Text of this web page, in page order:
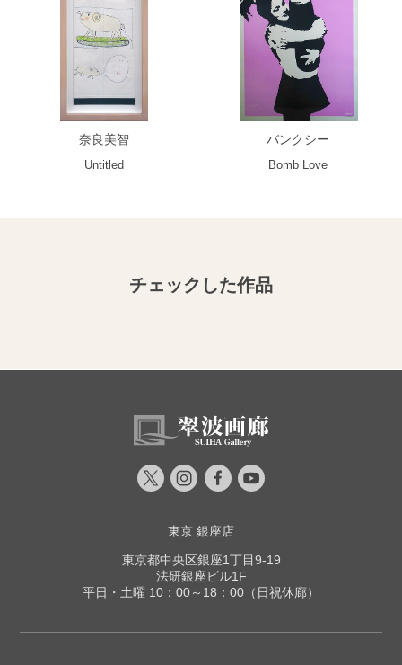
奈良美智
Untitled
バンクシー
Bomb Love
チェックした作品
東京 銀座店
東京都中央区銀座1丁目9-19
法研銀座ビル1F
平日・土曜 10：00～18：00（日祝休廊）